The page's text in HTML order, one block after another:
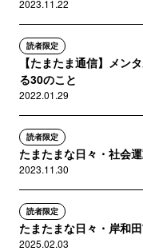
2023.11.22
読者限定
【たまたま通信】メン
る30のこと
2022.01.29
読者限定
たまたまな日々・社会
2023.11.30
読者限定
たまたまな日々・岸和
2025.02.03